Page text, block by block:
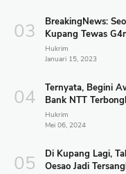
BreakingNews:
Kupang Tewas
Hukrim
Januari 15, 2023
Ternyata, Begini
Bank NTT
Hukrim
Mei 06, 2024
Di Kupang Lagi,
Oesao Jadi